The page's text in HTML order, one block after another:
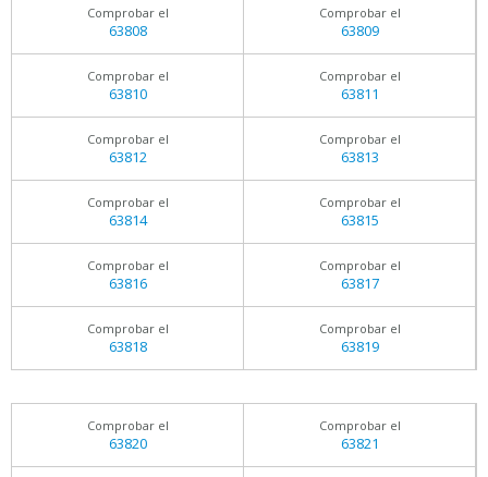
Comprobar el
63808
Comprobar el
63809
Comprobar el
63810
Comprobar el
63811
Comprobar el
63812
Comprobar el
63813
Comprobar el
63814
Comprobar el
63815
Comprobar el
63816
Comprobar el
63817
Comprobar el
63818
Comprobar el
63819
Comprobar el
63820
Comprobar el
63821